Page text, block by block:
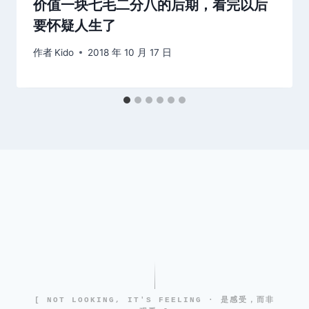
价值一块七毛二分八的后期，看完以后
要怀疑人生了
作者 Kido 2018 年 10 月 17 日
[ NOT LOOKING, IT'S FEELING · 是感受，而非